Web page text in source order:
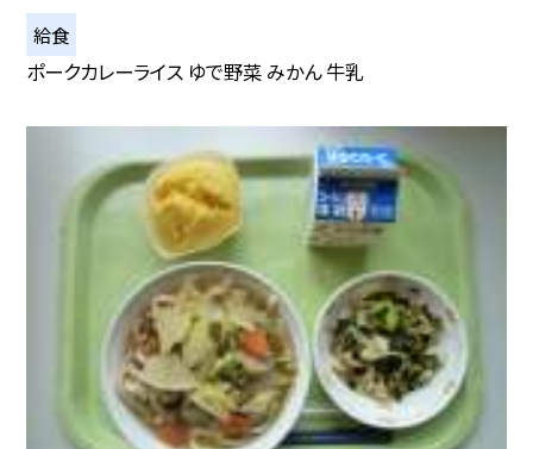
給食
ポークカレーライス ゆで野菜 みかん 牛乳